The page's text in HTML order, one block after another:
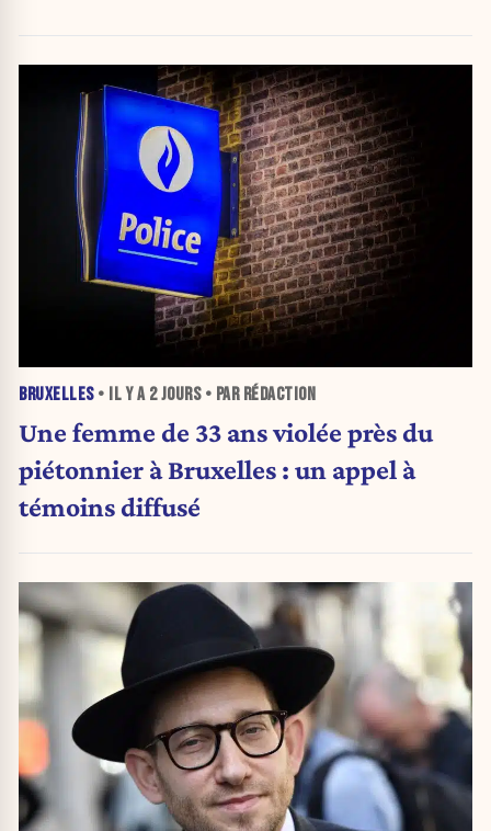
BRUXELLES• IL Y A 2 JOURS• PAR RÉDACTION
Une femme de 33 ans violée près du
piétonnier à Bruxelles : un appel à
témoins diffusé